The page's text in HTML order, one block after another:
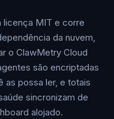
licença MIT e corre
da nuvem,
o ClawMetry Cloud
são encriptadas
as possa ler, e totais
sincronizam de
alojado.